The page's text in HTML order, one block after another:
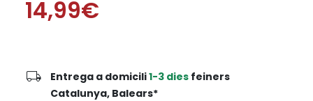
14,99€
local_shipping Entrega a domicili1-3 dies feiners
Catalunya, Balears*